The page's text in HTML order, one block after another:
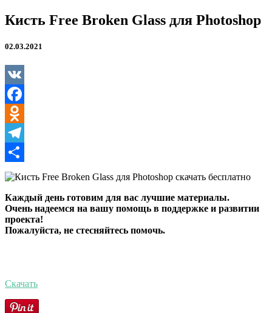
Кисть
Free
Glass
Photoshop
Кисть Free Broken Glass для Photoshop
02.03.2021
VK
Facebook
Odnoklassniki
Telegram
Отправить
Каждый день готовим для вас лучшие материалы.
Очень надеемся на вашу помощь в поддержке и развитии
проекта!
Пожалуйста, не стесняйтесь помочь.
Скачать